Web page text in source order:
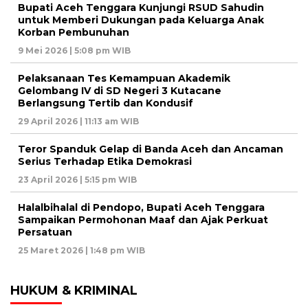
Bupati Aceh Tenggara Kunjungi RSUD Sahudin
untuk Memberi Dukungan pada Keluarga Anak
Korban Pembunuhan
9 Mei 2026 | 5:08 pm WIB
Pelaksanaan Tes Kemampuan Akademik
Gelombang IV di SD Negeri 3 Kutacane
Berlangsung Tertib dan Kondusif
29 April 2026 | 11:13 am WIB
Teror Spanduk Gelap di Banda Aceh dan Ancaman
Serius Terhadap Etika Demokrasi
23 April 2026 | 5:15 pm WIB
Halalbihalal di Pendopo, Bupati Aceh Tenggara
Sampaikan Permohonan Maaf dan Ajak Perkuat
Persatuan
25 Maret 2026 | 1:48 pm WIB
HUKUM & KRIMINAL